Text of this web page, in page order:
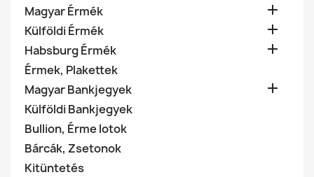
Magyar Érmék

Külföldi Érmék 
Habsburg Érmék 
Érmek, Plakettek
Magyar Bankjegyek

Külföldi Bankjegyek
Bullion, Érme lotok
Bárcák, Zsetonok
Kitüntetés